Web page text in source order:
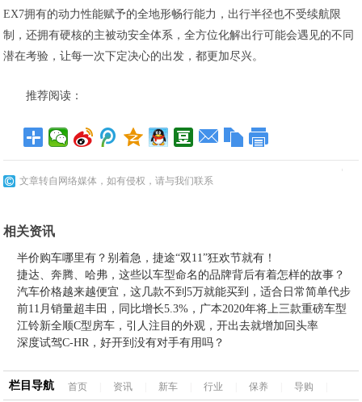
EX7拥有的动力性能赋予的全地形畅行能力，出行半径也不受续航限
制，还拥有硬核的主被动安全体系，全方位化解出行可能会遇见的不同
潜在考验，让每一次下定决心的出发，都更加尽兴。
推荐阅读：
文章转自网络媒体，如有侵权，请与我们联系
相关资讯
半价购车哪里有？别着急，捷途“双11”狂欢节就有！
捷达、奔腾、哈弗，这些以车型命名的品牌背后有着怎样的故事？
汽车价格越来越便宜，这几款不到5万就能买到，适合日常简单代步
前11月销量超丰田，同比增长5.3%，广本2020年将上三款重磅车型
江铃新全顺C型房车，引人注目的外观，开出去就增加回头率
深度试驾C-HR，好开到没有对手有用吗？
栏目导航 首页 资讯 新车 行业 保养 导购